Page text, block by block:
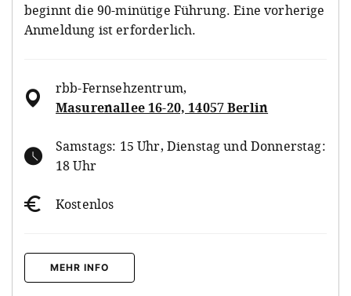
beginnt die 90-minütige Führung. Eine vorherige
Anmeldung ist erforderlich.
rbb-Fernsehzentrum,
Masurenallee 16-20, 14057 Berlin
Samstags: 15 Uhr, Dienstag und Donnerstag:
18 Uhr
Kostenlos
MEHR INFO